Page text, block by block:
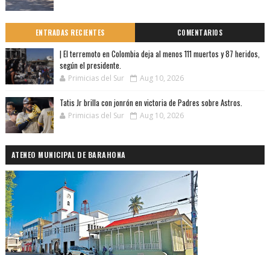
ENTRADAS RECIENTES COMENTARIOS
| El terremoto en Colombia deja al menos 111 muertos y 87 heridos,
según el presidente.
Primicias del Sur Aug 10, 2026
Tatis Jr brilla con jonrón en victoria de Padres sobre Astros.
Primicias del Sur Aug 10, 2026
ATENEO MUNICIPAL DE BARAHONA